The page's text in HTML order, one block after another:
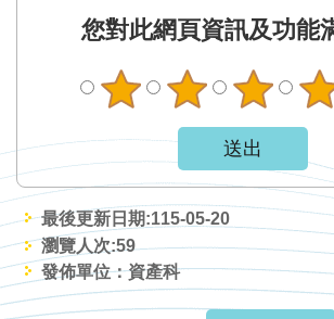
網
站
導
覽
回
您對此網頁資訊及功能
最後更新日期:115-05-20
瀏覽人次:59
發佈單位：資產科